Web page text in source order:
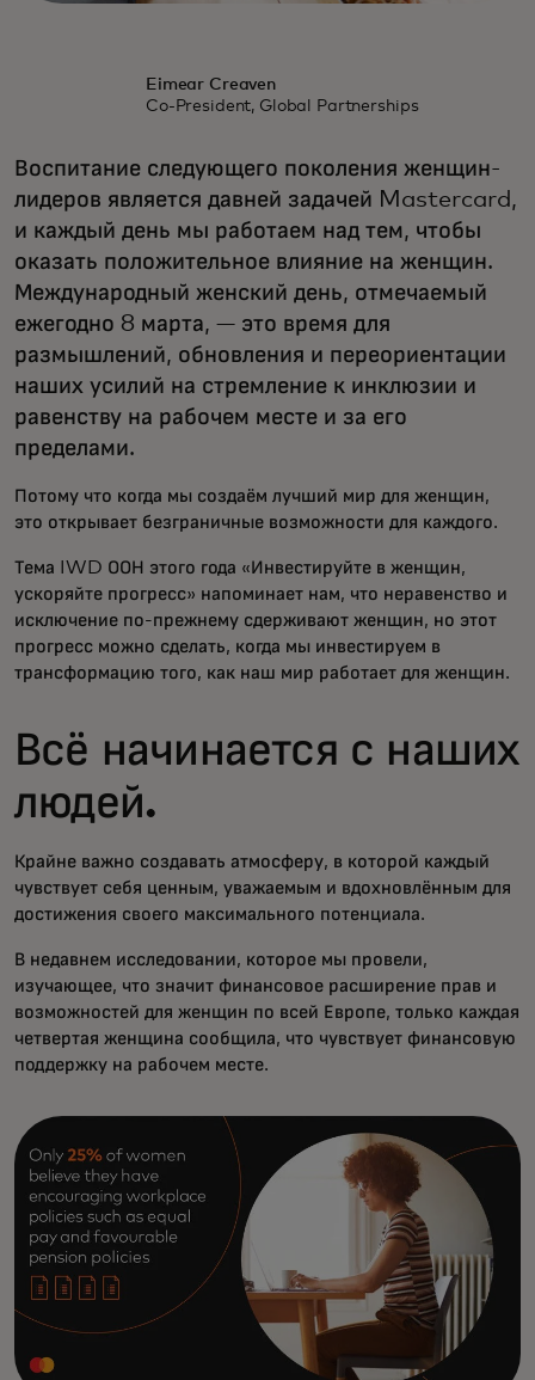
Eimear Creaven
Co-President, Global Partnerships
Воспитание следующего поколения женщин-
лидеров является давней задачей Mastercard,
и каждый день мы работаем над тем, чтобы
оказать положительное влияние на женщин.
Международный женский день, отмечаемый
ежегодно 8 марта, — это время для
размышлений, обновления и переориентации
наших усилий на стремление к инклюзии и
равенству на рабочем месте и за его
пределами.
Потому что когда мы создаём лучший мир для женщин,
это открывает безграничные возможности для каждого.
Тема IWD ООН этого года «Инвестируйте в женщин,
ускоряйте прогресс» напоминает нам, что неравенство и
исключение по-прежнему сдерживают женщин, но этот
прогресс можно сделать, когда мы инвестируем в
трансформацию того, как наш мир работает для женщин.
Всё начинается с наших
людей.
Крайне важно создавать атмосферу, в которой каждый
чувствует себя ценным, уважаемым и вдохновлённым для
достижения своего максимального потенциала.
В недавнем исследовании, которое мы провели,
изучающее, что значит финансовое расширение прав и
возможностей для женщин по всей Европе, только каждая
четвертая женщина сообщила, что чувствует финансовую
поддержку на рабочем месте.